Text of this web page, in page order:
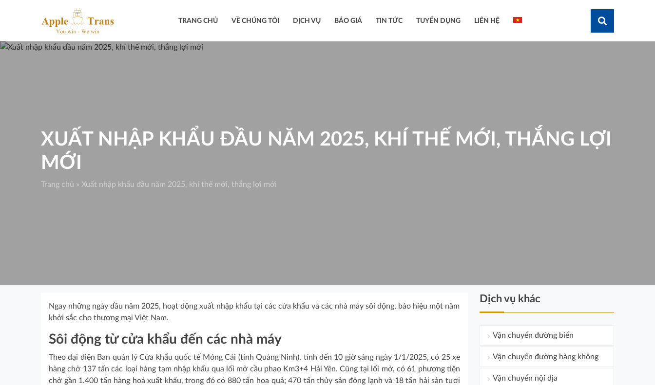
TRANG CHỦ VỀ CHÚNG TÔI DỊCH VỤ BÁO GIÁ TIN TỨC TUYỂN DỤNG LIÊN HỆ
XUẤT NHẬP KHẨU ĐẦU NĂM 2025, KHÍ THẾ MỚI, THẮNG LỢI
MỚI
Trang chủ » Xuất nhập khẩu đầu năm 2025, khí thế mới, thắng lợi mới
Ngay những ngày đầu năm 2025, hoạt động xuất nhập khẩu tại các cửa khẩu và các nhà máy sôi động, báo hiệu một năm
khởi sắc cho thương mại Việt Nam.
Sôi động từ cửa khẩu đến các nhà máy
Theo đại diện Ban quản lý Cửa khẩu quốc tế Móng Cái (tỉnh Quảng Ninh), tính đến 10 giờ sáng ngày 1/1/2025, có 25 xe
hàng chở 137 tấn các loại hàng tạm nhập khẩu qua lối mở cầu phao Km3+4 Hải Yên. Cũng tại lối mở, có 61 phương tiện
chở gần 1.400 tấn hàng hoá xuất khẩu, trong đó có 880 tấn hoa quả; 470 tấn thủy sản đông lạnh và 18 tấn hải sản tươi
Dịch vụ khác
Vận chuyển đường biển
Vận chuyển đường hàng không
Vận chuyển nội địa